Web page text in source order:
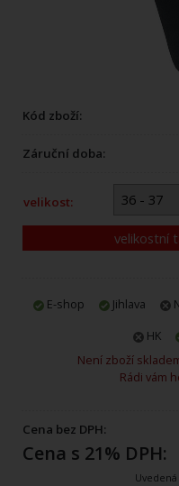
Kód zboží:
Záruční doba:
velikost:
velikostní
E-shop Jihlava
HK
Není zboží
Rádi vám
Cena bez DPH:
Cena s 21% DPH: